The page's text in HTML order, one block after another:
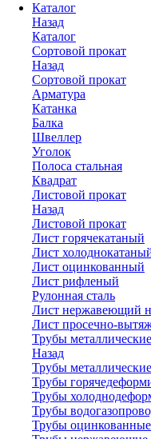
Каталог
Назад
Каталог
Сортовой прокат
Назад
Сортовой прокат
Арматура
Катанка
Балка
Швеллер
Уголок
Полоса стальная
Квадрат
Листовой прокат
Назад
Листовой прокат
Лист горячекатаный
Лист
Лист оцинкованный
Лист рифленый
Рулонная сталь
Лист нержавеющий
Лист просечно-
Трубы металлические
Назад
Трубы металлические
Трубы
Трубы
Трубы
Трубы оцинкованные